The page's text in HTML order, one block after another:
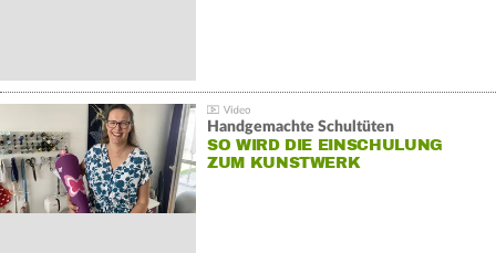
Handgemachte Schultüten
SO WIRD DIE EINSCHULUNG
ZUM KUNSTWERK